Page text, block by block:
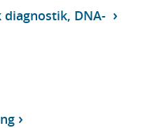
diagnostik, DNA-